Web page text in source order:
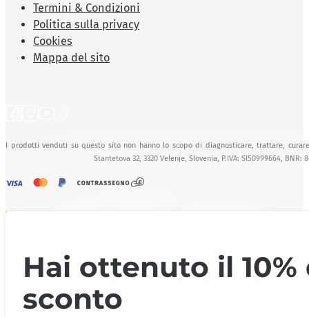
Termini & Condizioni
Politica sulla privacy
Cookies
Mappa del sito
I prodotti venduti su questo sito non hanno lo scopo di diagnosticare, trattare,
Stantetova 32, 3320 Velenje, Slovenia, P.IVA: SI50999664, BNR:
Hai ottenuto il 10%
sconto